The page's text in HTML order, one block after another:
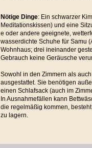
Nötige Dinge: Ein schwarzer
Meditationskissen) und eine
e oder andere geeignete,
wasserdichte Schuhe für Samu
Wohnhaus; drei ineinander
Gebrauch keine Geräusche
Sowohl in den Zimmern als
ausgestattet. Sie benötigen
einen Schlafsack (auch im
In Ausnahmefällen kann
die regelmäßig kommen,
zu lagern.